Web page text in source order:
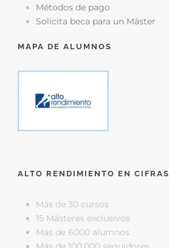
Métodos de pago
Solicita beca para un Máster
MAPA DE ALUMNOS
ALTO RENDIMIENTO EN CIFRAS
Más de 30 cursos
15 Másteres exclusivos
Más de 6000 alumnos